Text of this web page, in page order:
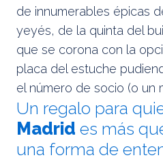
de innumerables épicas
yeyés, de la quinta del
que se corona con la
placa del estuche
el número de socio (o un
Un regalo para
Madrid es más
una forma de